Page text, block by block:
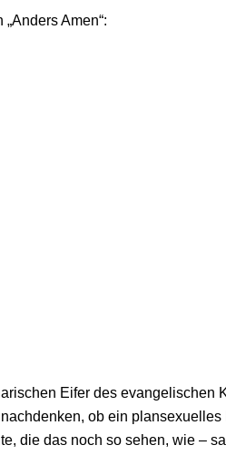
Amen“:
Eifer des evangelischen
ob ein
die das noch so sehen, wie –